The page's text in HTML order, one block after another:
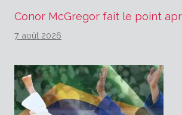
Conor McGregor fait le point
7 août 2026